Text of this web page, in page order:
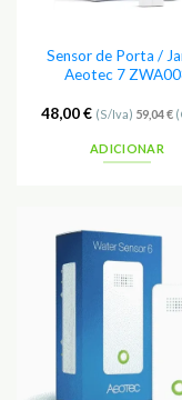
Sensor de Porta /
Aeotec 7
48,00€ (S/Iva) 59,04€
ADICIONAR